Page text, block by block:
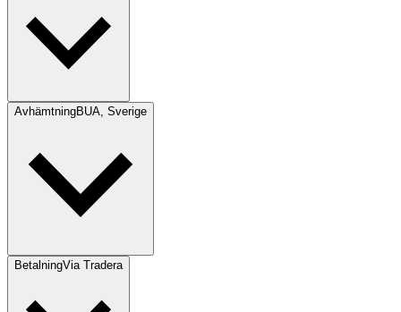
AvhämtningBUA, Sverige
BetalningVia Tradera